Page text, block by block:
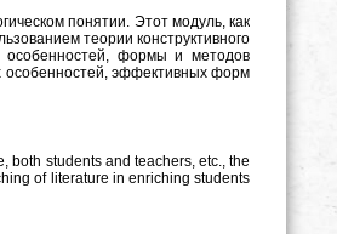
понятии. Этот модуль, как
теории конструктивного
особенностей, формы и методов
особенностей, эффективных форм
both students and teachers, etc., the
of literature in enriching students